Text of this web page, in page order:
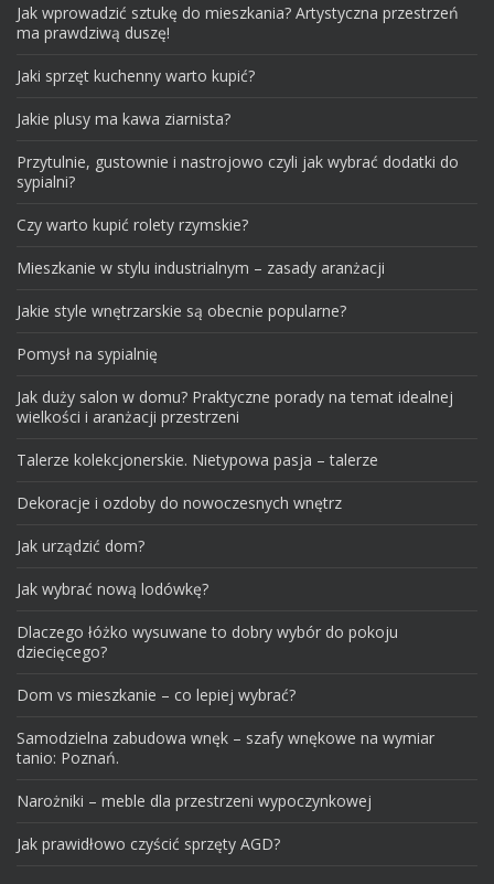
Jak wprowadzić sztukę do mieszkania? Artystyczna przestrzeń
ma prawdziwą duszę!
Jaki sprzęt kuchenny warto kupić?
Jakie plusy ma kawa ziarnista?
Przytulnie, gustownie i nastrojowo czyli jak wybrać dodatki do
sypialni?
Czy warto kupić rolety rzymskie?
Mieszkanie w stylu industrialnym – zasady aranżacji
Jakie style wnętrzarskie są obecnie popularne?
Pomysł na sypialnię
Jak duży salon w domu? Praktyczne porady na temat idealnej
wielkości i aranżacji przestrzeni
Talerze kolekcjonerskie. Nietypowa pasja – talerze
Dekoracje i ozdoby do nowoczesnych wnętrz
Jak urządzić dom?
Jak wybrać nową lodówkę?
Dlaczego łóżko wysuwane to dobry wybór do pokoju
dziecięcego?
Dom vs mieszkanie – co lepiej wybrać?
Samodzielna zabudowa wnęk – szafy wnękowe na wymiar
tanio: Poznań.
Narożniki – meble dla przestrzeni wypoczynkowej
Jak prawidłowo czyścić sprzęty AGD?